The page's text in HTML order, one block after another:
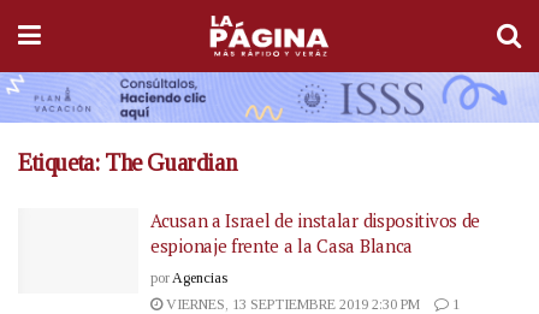
Etiqueta: The Guardian
Acusan a Israel de instalar dispositivos de
espionaje frente a la Casa Blanca
por Agencias
VIERNES, 13 SEPTIEMBRE 2019 2:30 PM
1